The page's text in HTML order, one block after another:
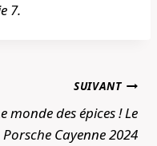
7.
SUIVANT
monde des épices ! Le
Porsche Cayenne 2024